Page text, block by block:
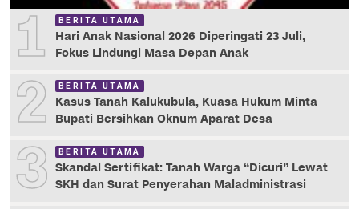
1 BERITA UTAMA
Hari Anak Nasional 2026 Diperingati 23 Juli,
Fokus Lindungi Masa Depan Anak
2 BERITA UTAMA
Kasus Tanah Kalukubula, Kuasa Hukum Minta
Bupati Bersihkan Oknum Aparat Desa
3 BERITA UTAMA
Skandal Sertifikat: Tanah Warga “Dicuri” Lewat
SKH dan Surat Penyerahan Maladministrasi